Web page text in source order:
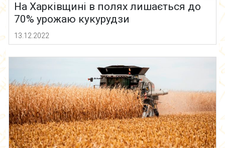
На Харківщині в полях лишається до
70% урожаю кукурудзи
13.12.2022